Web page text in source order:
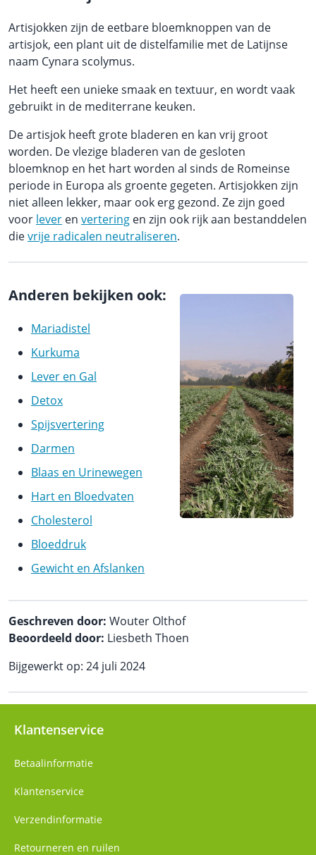
Artisjokken zijn de eetbare bloemknoppen van de
artisjok, een plant uit de distelfamilie met de Latijnse
naam Cynara scolymus.
Het heeft een unieke smaak en textuur, en wordt vaak
gebruikt in de mediterrane keuken.
De artisjok heeft grote bladeren en kan vrij groot
worden. De vlezige bladeren van de gesloten
bloemknop en het hart worden al sinds de Romeinse
periode in Europa als groente gegeten. Artisjokken zijn
niet alleen lekker, maar ook erg gezond. Ze zijn goed
voor lever en vertering en zijn ook rijk aan bestanddelen
dievrije radicalen neutraliseren.
Anderen bekijken ook:
Mariadistel
Kurkuma
Lever en Gal
Detox
Spijsvertering
Darmen
Blaas en Urinewegen
Hart en Bloedvaten
Cholesterol
Bloeddruk
Gewicht en Afslanken
Geschreven door: Wouter Olthof
Beoordeeld door: Liesbeth Thoen
Bijgewerkt op: 24 juli 2024
Klantenservice
Betaalinformatie
Klantenservice
Verzendinformatie
Retourneren en ruilen